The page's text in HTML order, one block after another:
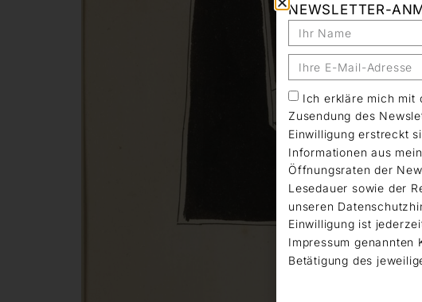
NEWSLETTER-
Ich erkläre mich mit
Zusendung des
Einwilligung erstreckt
Informationen aus
Öffnungsraten der
Lesedauer sowie der
unseren
Einwilligung ist
Impressum genannten
Betätigung des